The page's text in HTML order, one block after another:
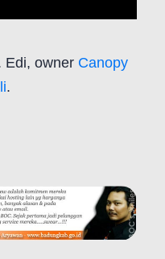
Edi, owner Canopy
.